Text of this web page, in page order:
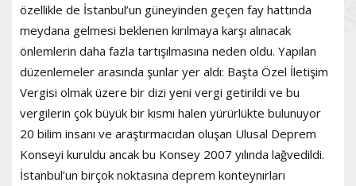
özellikle de İstanbul’un güneyinden geçen fay hattında
meydana gelmesi beklenen kırılmaya karşı alınacak
önlemlerin daha fazla tartışılmasına neden oldu. Yapılan
düzenlemeler arasında şunlar yer aldı: Başta Özel İletişim
Vergisi olmak üzere bir dizi yeni vergi getirildi ve bu
vergilerin çok büyük bir kısmı halen yürürlükte bulunuyor
20 bilim insanı ve araştırmacıdan oluşan Ulusal Deprem
Konseyi kuruldu ancak bu Konsey 2007 yılında lağvedildi.
İstanbul’un birçok noktasına deprem konteynırları